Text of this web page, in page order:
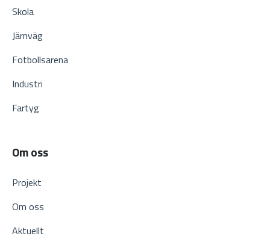
Skola
Järnväg
Fotbollsarena
Industri
Fartyg
Om oss
Projekt
Om oss
Aktuellt